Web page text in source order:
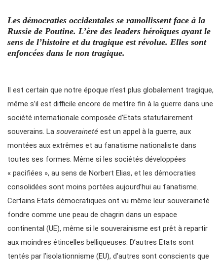
Les démocraties occidentales se ramollissent face à la
Russie de Poutine. L’ère des leaders héroïques ayant le
sens de l’histoire et du tragique est révolue. Elles sont
enfoncées dans le non tragique.
Il est certain que notre époque n’est plus globalement tragique,
même s’il est difficile encore de mettre fin à la guerre dans une
société internationale composée d’Etats statutairement
souverains. La souveraineté est un appel à la guerre, aux
montées aux extrêmes et au fanatisme nationaliste dans
toutes ses formes. Même si les sociétés développées
« pacifiées », au sens de Norbert Elias, et les démocraties
consolidées sont moins portées aujourd’hui au fanatisme.
Certains Etats démocratiques ont vu même leur souveraineté
fondre comme une peau de chagrin dans un espace
continental (UE), même si le souverainisme est prêt à repartir
aux moindres étincelles belliqueuses. D’autres Etats sont
tentés par l’isolationnisme (EU), d’autres sont conscients que